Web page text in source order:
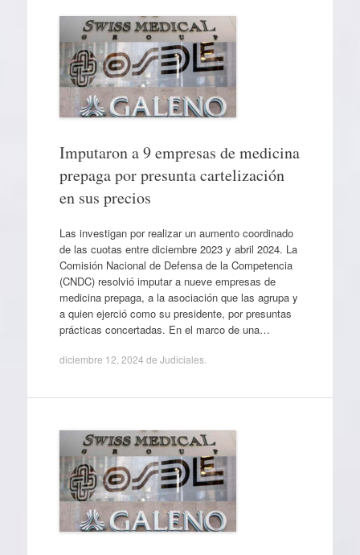
Imputaron a 9 empresas de medicina
prepaga por presunta cartelización
en sus precios
Las investigan por realizar un aumento coordinado
de las cuotas entre diciembre 2023 y abril 2024. La
Comisión Nacional de Defensa de la Competencia
(CNDC) resolvió imputar a nueve empresas de
medicina prepaga, a la asociación que las agrupa y
a quien ejerció como su presidente, por presuntas
prácticas concertadas. En el marco de una…
diciembre 12, 2024 de Judiciales.